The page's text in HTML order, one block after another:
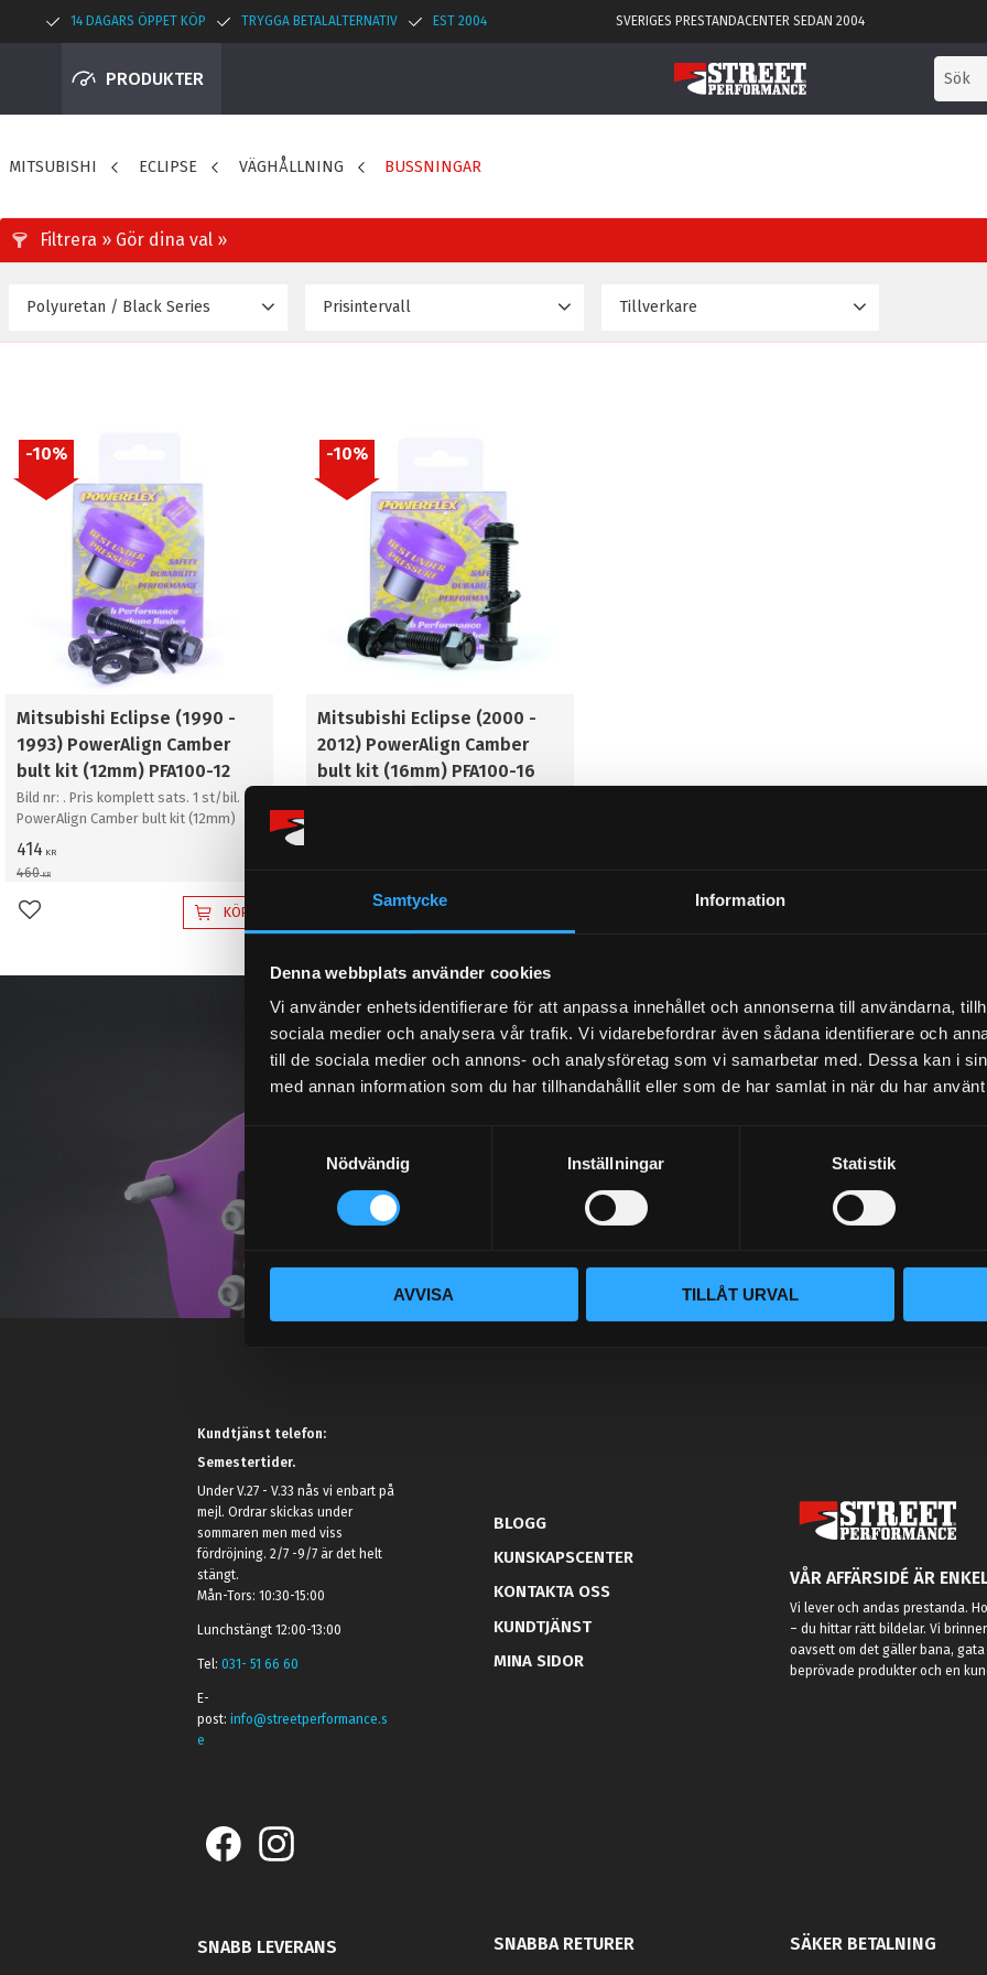
Samtycke Information
Denna webbplats använder cookies
Vi använder enhetsidentifierare för att anpassa innehållet och annonserna till användarna,
sociala medier och analysera vår trafik. Vi vidarebefordrar även sådana identifierare och
till de sociala medier och annons- och analysföretag som vi samarbetar med. Dessa kan i
med annan information som du har tillhandahållit eller som de har samlat in när du har
c
e
l
Nödvändig Inställningar Statistik
AVVISA TILLÅT URVAL
14 DAGARS ÖPPET KÖP TRYGGA BETALALTERNATIV EST 2004 SVERIGES PRESTANDACENTER SEDAN 2004
PRODUKTER
MITSUBISHI ECLIPSE VÄGHÅLLNING BUSSNINGAR
Prisintervall Tillverkare
Polyuretan / Black Series
Mitsubishi Eclipse (1990 -
1993) PowerAlign Camber
bult kit (12mm) PFA100-12
Bild nr: . Pris komplett sats. 1 st/bil.
PowerAlign Camber bult kit (12mm)
414 KR
460KR
10%
Lägg till i favoriter KÖP
Mitsubishi Eclipse (2000 -
2012) PowerAlign Camber
bult kit (16mm) PFA100-16
10%
NYHETSBREV
PRENUMERERA
Kundtjänst telefon:
Semestertider.
Under V.27 - V.33 nås vi enbart på
mejl. Ordrar skickas under
sommaren men med viss
fördröjning. 2/7 -9/7 är det helt
stängt.
Mån-Tors: 10:30-15:00
Lunchstängt 12:00-13:00
Tel:031- 51 66 60
E-
post:info@streetperformance.s
e
BLOGG
KUNSKAPSCENTER
KONTAKTA OSS
KUNDTJÄNST
MINA SIDOR
VÅR AFFÄRSIDÉ ÄR
Vi lever och andas prestanda.
– du hittar rätt bildelar. Vi
oavsett om det gäller bana,
beprövade produkter och en
SNABB LEVERANS SNABBA RETURER SÄKER BETALNING